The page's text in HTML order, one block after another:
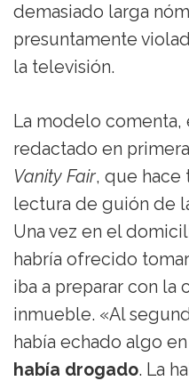
demasiado larga
presuntamente
la televisión.
La modelo comenta,
redactado en
Vanity Fair, que hace
lectura de guión de
Una vez en el
habría ofrecido
iba a preparar con la
inmueble. «Al
había echado algo
había drogado. La